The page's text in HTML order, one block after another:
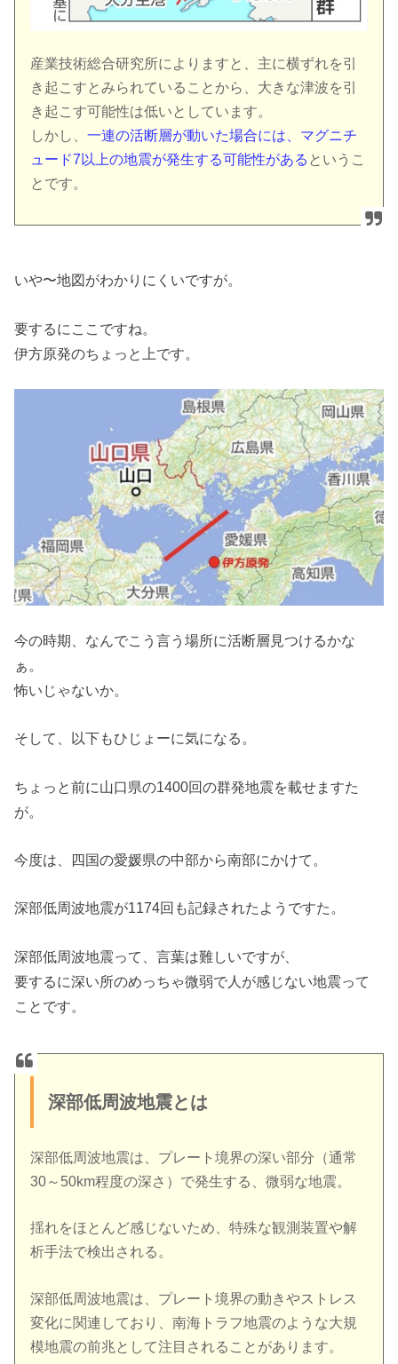
産業技術総合研究所によりますと、主に横ずれを引
き起こすとみられていることから、大きな津波を引
き起こす可能性は低いとしています。
しかし、一連の活断層が動いた場合には、マグニチ
ュード7以上の地震が発生する可能性がある というこ
とです。
いや〜地図がわかりにくいですが。
要するにここですね。
伊方原発のちょっと上です。
今の時期、なんでこう言う場所に活断層見つけるかな
ぁ。
怖いじゃないか。
そして、以下もひじょーに気になる。
ちょっと前に山口県の1400回の群発地震を載せますた
が。
今度は、四国の愛媛県の中部から南部にかけて。
深部低周波地震が1174回も記録されたようですた。
深部低周波地震って、言葉は難しいですが、
要するに深い所のめっちゃ微弱で人が感じない地震って
ことです。
深部低周波地震とは
深部低周波地震は、プレート境界の深い部分（通常
30～50km程度の深さ）で発生する、微弱な地震。
揺れをほとんど感じないため、特殊な観測装置や解
析手法で検出される。
深部低周波地震は、プレート境界の動きやストレス
変化に関連しており、南海トラフ地震のような大規
模地震の前兆として注目されることがあります。